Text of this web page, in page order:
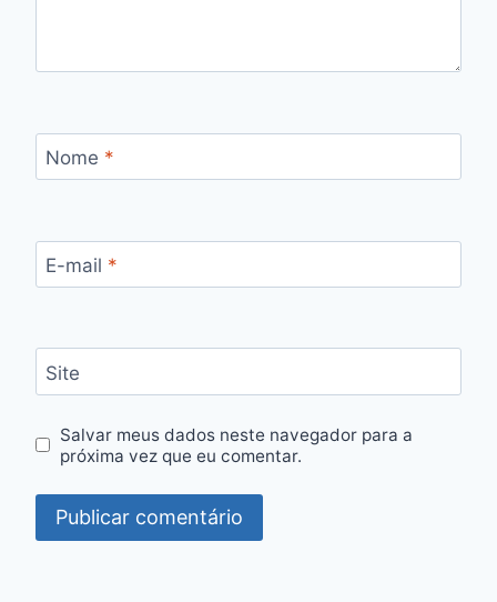
Nome *
E-mail *
Site
Salvar meus dados neste navegador para a
próxima vez que eu comentar.